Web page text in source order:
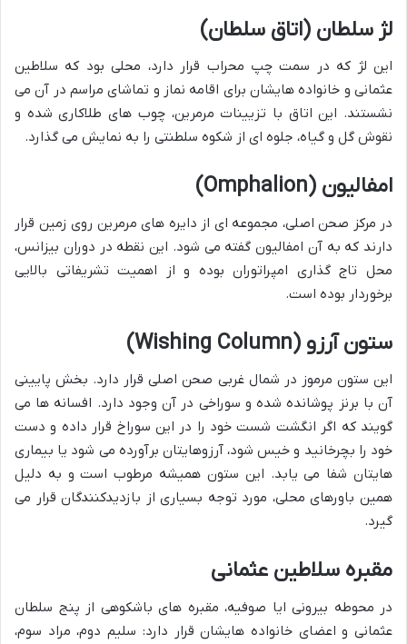
لژ سلطان (اتاق سلطان)
این لژ که در سمت چپ محراب قرار دارد، محلی بود که سلاطین
عثمانی و خانواده هایشان برای اقامه نماز و تماشای مراسم در آن می
نشستند. این اتاق با تزیینات مرمرین، چوب های طلاکاری شده و
نقوش گل و گیاه، جلوه ای از شکوه سلطنتی را به نمایش می گذارد.
امفالیون (Omphalion)
در مرکز صحن اصلی، مجموعه ای از دایره های مرمرین روی زمین قرار
دارند که به آن امفالیون گفته می شود. این نقطه در دوران بیزانس،
محل تاج گذاری امپراتوران بوده و از اهمیت تشریفاتی بالایی
برخوردار بوده است.
ستون آرزو (Wishing Column)
این ستون مرموز در شمال غربی صحن اصلی قرار دارد. بخش پایینی
آن با برنز پوشانده شده و سوراخی در آن وجود دارد. افسانه ها می
گویند که اگر انگشت شست خود را در این سوراخ قرار داده و دست
خود را بچرخانید و خیس شود، آرزوهایتان برآورده می شود یا بیماری
هایتان شفا می یابد. این ستون همیشه مرطوب است و به دلیل
همین باورهای محلی، مورد توجه بسیاری از بازدیدکنندگان قرار می
گیرد.
مقبره سلاطین عثمانی
در محوطه بیرونی ایا صوفیه، مقبره های باشکوهی از پنج سلطان
عثمانی و اعضای خانواده هایشان قرار دارد: سلیم دوم، مراد سوم،